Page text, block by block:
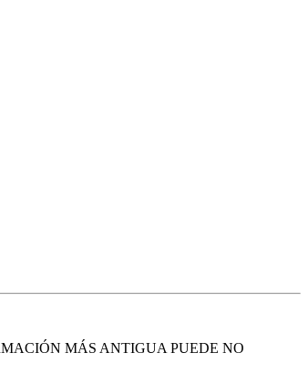
MÁS ANTIGUA PUEDE NO